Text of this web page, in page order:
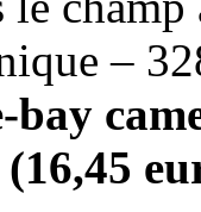
–
bay